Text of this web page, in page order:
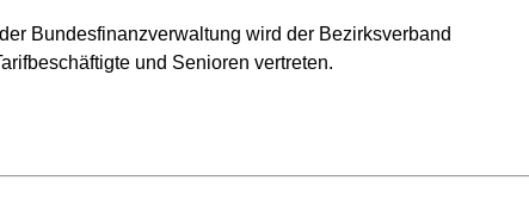
Bundesfinanzverwaltung wird der Bezirksverband
und Senioren vertreten.